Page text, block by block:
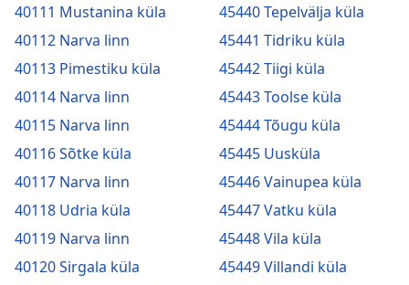
40111 Mustanina küla
40112 Narva linn
40113 Pimestiku küla
40114 Narva linn
40115 Narva linn
40116 Sõtke küla
40117 Narva linn
40118 Udria küla
40119 Narva linn
40120 Sirgala küla
45440 Tepelvälja küla
45441 Tidriku küla
45442 Tiigi küla
45443 Toolse küla
45444 Tõugu küla
45445 Uusküla
45446 Vainupea küla
45447 Vatku küla
45448 Vila küla
45449 Villandi küla